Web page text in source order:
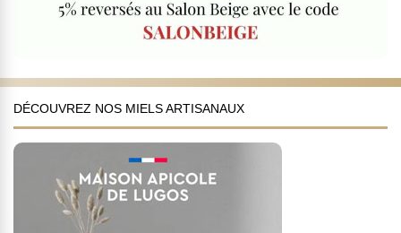
DÉCOUVREZ NOS MIELS ARTISANAUX